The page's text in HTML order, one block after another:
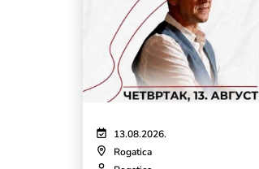
13.08.2026.
Rogatica